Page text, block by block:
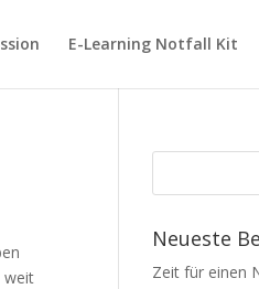
E-Learning Notfall Kit
weit
Neueste
Zeit für einen